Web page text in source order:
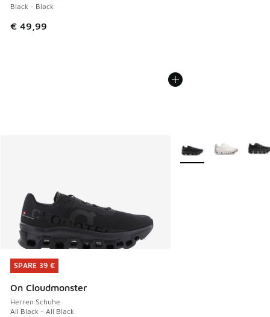
Black - Black
€ 49,99
SPARE 39 €
On Cloudmonster
Herren Schuhe
All Black - All Black
SPARE 39 €
Weitere Farben